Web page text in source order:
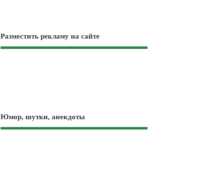
Разместить рекламу на сайте
Юмор, шутки, анекдоты